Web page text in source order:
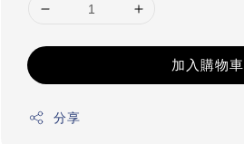
加入購物車
分享